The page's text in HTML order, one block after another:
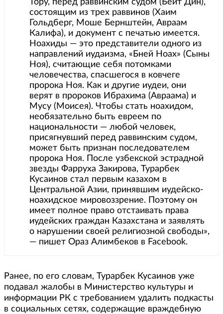
Тору, перед раввинским судом (Бейт Дин),
состоящим из трех раввинов (Хаим
Гольдберг, Моше Бернштейн, Авраам
Калифа), и документ с печатью имеется.
Ноахиды — это представители одного из
направлений иудаизма, «Бней Ноах» (Сыны
Ноя), считающие себя потомками
человечества, спасшегося в ковчеге
пророка Ноя. Как и другие иудеи, они
верят в пророков Ибрахима (Авраама) и
Мусу (Моисея). Чтобы стать ноахидом,
необязательно быть евреем по
национальности — любой человек,
присягнувший перед раввинским судом,
может быть признан последователем
пророка Ноя. После узбекской эстрадной
звезды Фарруха Закирова, Турарбек
Кусаинов стал первым казахом в
Центральной Азии, принявшим иудейско-
ноахидское мировоззрение. Поэтому он
имеет полное право отстаивать права
иудейских граждан Казахстана и заявлять
о нарушении своей религиозной свободы»,
— пишет Ораз Алимбеков в Facebook.
Ранее, по его словам, Турарбек Кусаинов уже
подавал жалобы в Министерство культуры и
информации РК с требованием удалить подкасты
в социальных сетях, содержащие враждебную